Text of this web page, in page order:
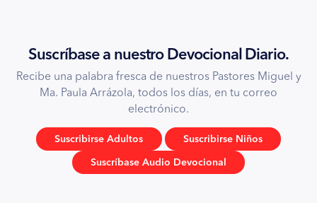
Suscríbase a nuestro Devocional Diario.
Recibe una palabra fresca de nuestros Pastores Miguel y
Ma. Paula Arrázola, todos los días, en tu correo
electrónico.
Suscribirse Adultos Suscribirse Niños
Suscríbase Audio Devocional